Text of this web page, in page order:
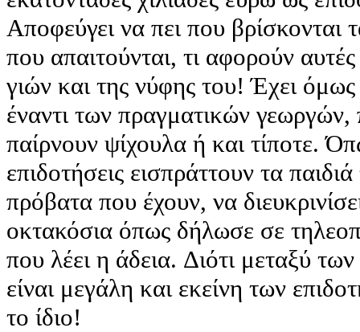
Αποφεύγει να πει που βρίσκονται
που απαιτούνται, τι αφορούν
γιών και της νύφης του! Έχει
έναντι των πραγματικών γεωργών,
παίρνουν ψίχουλα ή και τίποτε.
επιδοτήσεις εισπράττουν τα
πρόβατα που έχουν, να
οκτακόσια όπως δήλωσε σε
που λέει η άδεια. Διότι μεταξύ
είναι μεγάλη και εκείνη των
το ίδιο!